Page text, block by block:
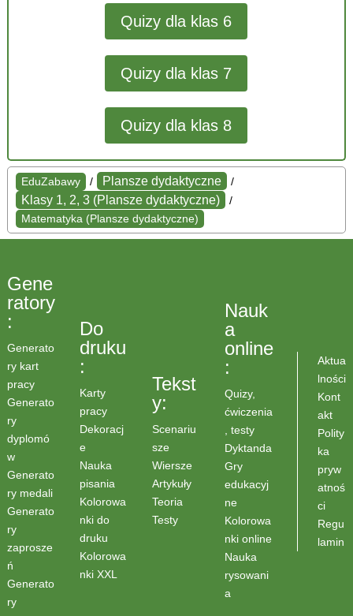
Quizy dla klas 6
Quizy dla klas 7
Quizy dla klas 8
EduZabawy / Plansze dydaktyczne /
Klasy 1, 2, 3 (Plansze dydaktyczne)
/
Matematyka (Plansze dydaktyczne)
Gene
ratory
:
Generato
ry kart
pracy
Generato
ry
dyplomó
w
Generato
ry medali
Generato
ry
zaprosze
ń
Generato
ry
Do
druku
:
Karty
pracy
Dekoracj
e
Nauka
pisania
Kolorowa
nki do
druku
Kolorowa
nki XXL
Tekst
y:
Scenariu
sze
Wiersze
Artykuły
Teoria
Testy
Nauk
a
online
:
Quizy,
ćwiczenia
, testy
Dyktanda
Gry
edukacyj
ne
Kolorowa
nki online
Nauka
rysowani
a
Aktua
lności
Kont
akt
Polity
ka
pryw
atnoś
ci
Regu
lamin